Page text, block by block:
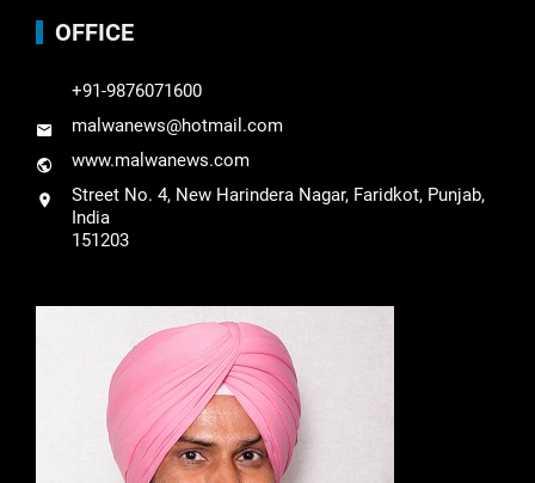
OFFICE
+91-9876071600
malwanews@hotmail.com
www.malwanews.com
Street No. 4, New Harindera Nagar, Faridkot, Punjab,
India
151203